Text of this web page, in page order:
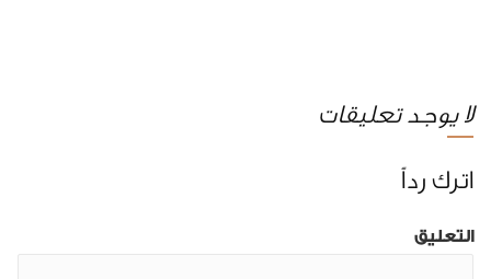
لا يوجد تعليقات
اترك رداً
التعليق